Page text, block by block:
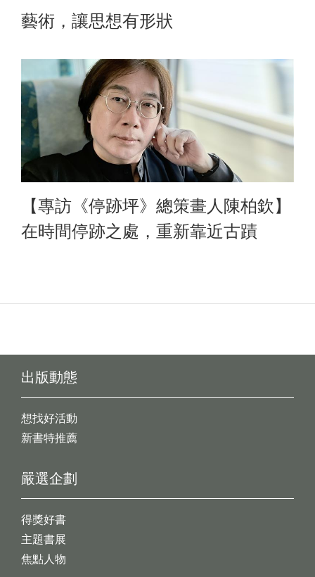
藝術，讓思想有形狀
【專訪《停跡坪》總策畫人陳柏欽】
在時間停跡之處，重新靠近古蹟
出版動態
想找好活動
新書特推薦
嚴選企劃
得獎好書
主題書展
焦點人物